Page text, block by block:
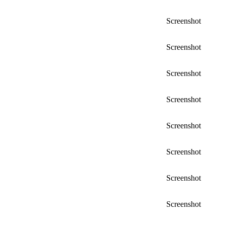
Screenshot
Screenshot
Screenshot
Screenshot
Screenshot
Screenshot
Screenshot
Screenshot